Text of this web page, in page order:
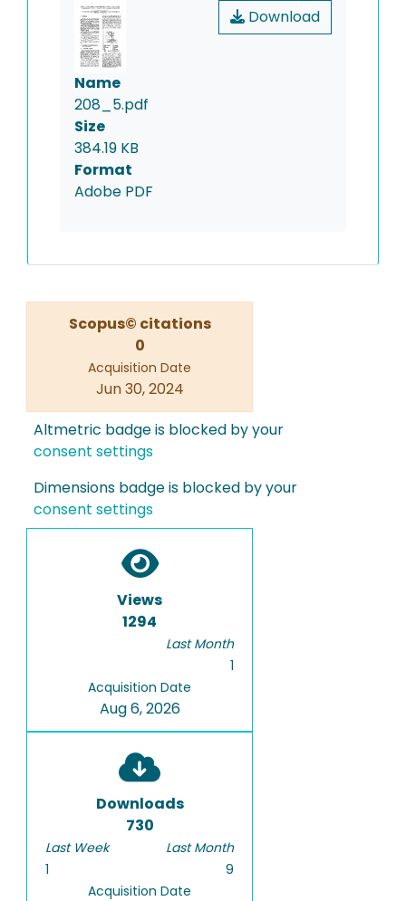
Download
Name
208_5.pdf
Size
384.19 KB
Format
Adobe PDF
Scopus© citations
0
Acquisition Date
Jun 30, 2024
Altmetric badge is blocked by your
consent settings
Dimensions badge is blocked by your
consent settings
Views
1294
Last Month
1
Acquisition Date
Aug 6, 2026
Downloads
730
Last Week
1
Last Month
9
Acquisition Date